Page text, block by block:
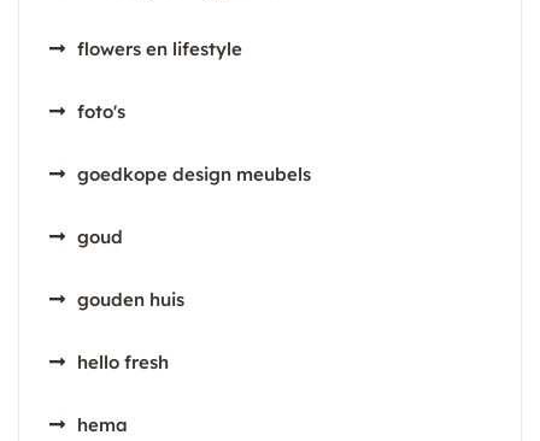
flowers en lifestyle
foto's
goedkope design meubels
goud
gouden huis
hello fresh
hema